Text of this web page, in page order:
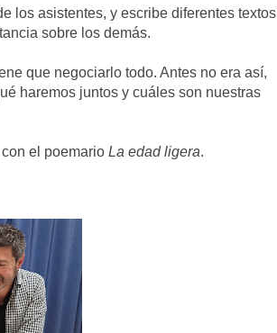
los asistentes, y escribe diferentes textos
sobre los demás.
que negociarlo todo. Antes no era así,
haremos juntos y cuáles son nuestras
el poemario La edad ligera.